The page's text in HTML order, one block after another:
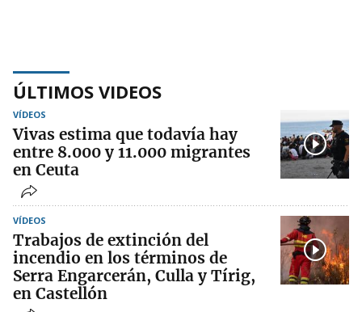
ÚLTIMOS VIDEOS
VÍDEOS
Vivas estima que todavía hay
entre 8.000 y 11.000 migrantes
en Ceuta
VÍDEOS
Trabajos de extinción del
incendio en los términos de
Serra Engarcerán, Culla y Tírig,
en Castellón